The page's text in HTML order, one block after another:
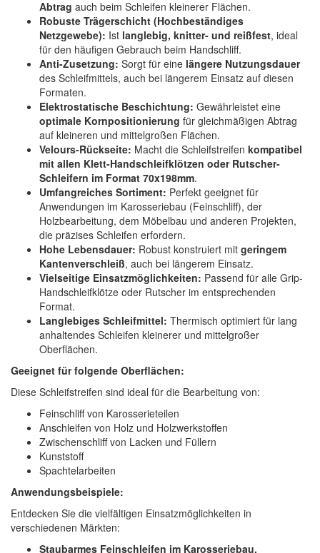
Abtrag auch beim Schleifen kleinerer Flächen.
Robuste Trägerschicht (Hochbeständiges
Netzgewebe): Ist langlebig, knitter- und reißfest, ideal
für den häufigen Gebrauch beim Handschliff.
Anti-Zusetzung: Sorgt für eine längere Nutzungsdauer
des Schleifmittels, auch bei längerem Einsatz auf diesen
Formaten.
Elektrostatische Beschichtung: Gewährleistet eine
optimale Kornpositionierung für gleichmäßigen Abtrag
auf kleineren und mittelgroßen Flächen.
Velours-Rückseite: Macht die Schleifstreifen kompatibel
mit allen Klett-Handschleifklötzen oder Rutscher-
Schleifern im Format 70x198mm.
Umfangreiches Sortiment: Perfekt geeignet für
Anwendungen im Karosseriebau (Feinschliff), der
Holzbearbeitung, dem Möbelbau und anderen Projekten,
die präzises Schleifen erfordern.
Hohe Lebensdauer: Robust konstruiert mit geringem
Kantenverschleiß, auch bei längerem Einsatz.
Vielseitige Einsatzmöglichkeiten: Passend für alle Grip-
Handschleifklötze oder Rutscher im entsprechenden
Format.
Langlebiges Schleifmittel: Thermisch optimiert für lang
anhaltendes Schleifen kleinerer und mittelgroßer
Oberflächen.
Geeignet für folgende Oberflächen:
Diese Schleifstreifen sind ideal für die Bearbeitung von:
Feinschliff von Karosserieteilen
Anschleifen von Holz und Holzwerkstoffen
Zwischenschliff von Lacken und Füllern
Kunststoff
Spachtelarbeiten
Anwendungsbeispiele:
Entdecken Sie die vielfältigen Einsatzmöglichkeiten in
verschiedenen Märkten:
Staubarmes Feinschleifen im Karosseriebau.